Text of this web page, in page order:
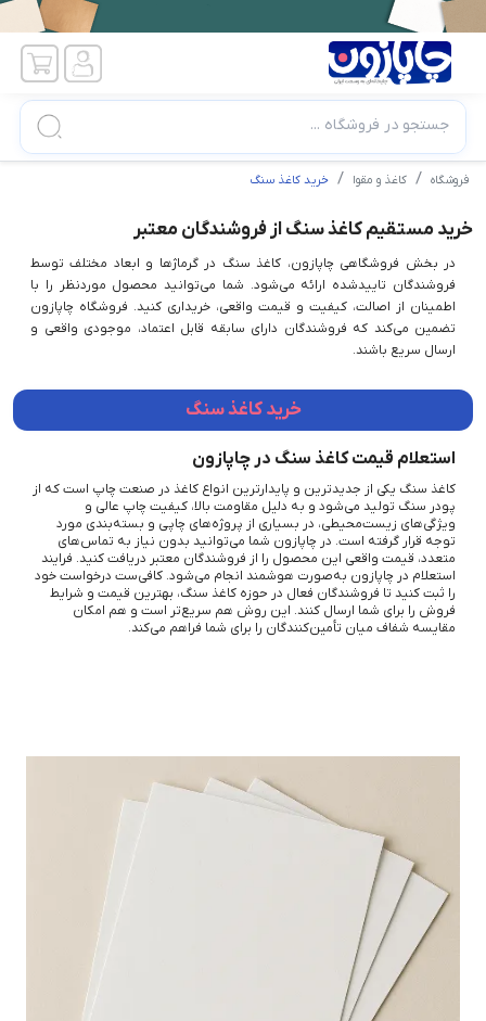
جستجو در فروشگاه ...
فروشگاه کاغذ و مقوا خرید کاغذ سنگ
خرید مستقیم کاغذ سنگ از فروشندگان معتبر
در بخش فروشگاهی چاپازون، کاغذ سنگ در گرماژها و ابعاد مختلف توسط
فروشندگان تاییدشده ارائه می‌شود. شما می‌توانید محصول موردنظر را با
اطمینان از اصالت، کیفیت و قیمت واقعی، خریداری کنید. فروشگاه چاپازون
تضمین می‌کند که فروشندگان دارای سابقه قابل اعتماد، موجودی واقعی و
ارسال سریع باشند.
خرید کاغذ سنگ
استعلام قیمت کاغذ سنگ در چاپازون
کاغذ سنگ یکی از جدیدترین و پایدارترین انواع کاغذ در صنعت چاپ است که از
پودر سنگ تولید می‌شود و به دلیل مقاومت بالا، کیفیت چاپ عالی و
ویژگی‌های زیست‌محیطی، در بسیاری از پروژه‌های چاپی و بسته‌بندی مورد
توجه قرار گرفته است. در چاپازون شما می‌توانید بدون نیاز به تماس‌های
متعدد، قیمت واقعی این محصول را از فروشندگان معتبر دریافت کنید. فرایند
استعلام در چاپازون به‌صورت هوشمند انجام می‌شود. کافی‌ست درخواست خود
را ثبت کنید تا فروشندگان فعال در حوزه کاغذ سنگ، بهترین قیمت و شرایط
فروش را برای شما ارسال کنند. این روش هم سریع‌تر است و هم امکان
مقایسه شفاف میان تأمین‌کنندگان را برای شما فراهم می‌کند.